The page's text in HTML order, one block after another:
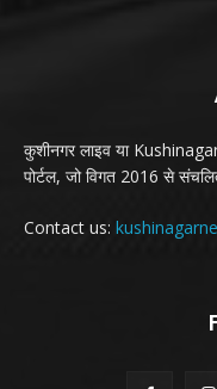
कुशीनगर लाइव या
पोर्टल, जो विगत 2016 से
Contact us: